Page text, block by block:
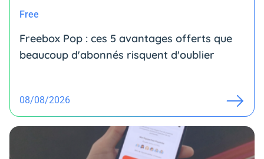
Free
Freebox Pop : ces 5 avantages offerts que
beaucoup d'abonnés risquent d'oublier
08/08/2026